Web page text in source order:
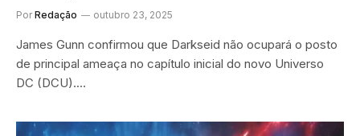
Por Redação outubro 23, 2025
James Gunn confirmou que Darkseid não ocupará o posto
de principal ameaça no capítulo inicial do novo Universo
DC (DCU).…